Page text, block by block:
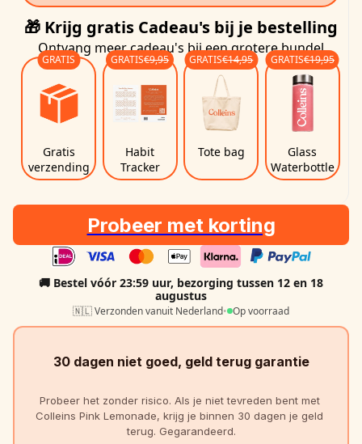
🎁 Krijg gratis Cadeau's bij je bestelling
Ontvang meer cadeau's bij een grotere bundel
Gratis
verzending
GRATIS
Habit
Tracker
GRATIS€9,95
Tote bag
GRATIS€14,95
Glass
Waterbottle
GRATIS€19,95
Probeer met korting
🚚 Bestel vóór 23:59 uur, bezorging tussen 12 en 18
augustus
🇳🇱 Verzonden vanuit Nederland• Op voorraad
30 dagen niet goed, geld terug garantie
Probeer het zonder risico. Als je niet tevreden bent met
Colleins Pink Lemonade, krijg je binnen 30 dagen je geld
terug. Gegarandeerd.